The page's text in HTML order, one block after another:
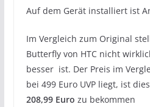
Auf dem Gerät installiert ist
Im Vergleich zum Original
Butterfly von HTC nicht
besser ist. Der Preis im
bei 499 Euro UVP liegt, ist
208,99 Euro zu bekommen